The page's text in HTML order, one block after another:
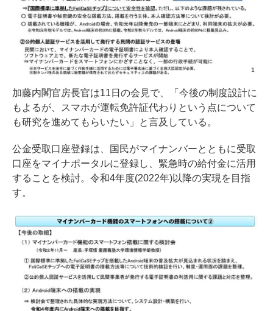
加藤内閣官房長官は11日の会見で、「今後の制度設計に
もよるが、スマホが運転免許証代わりという点について
も研究を進めてもらいたい」と言及している。
公金受取口座登録は、国民がマイナンバーとともに受取
口座をマイナポータルに登録し、緊急時の給付金に活用
することを検討。令和4年度(2022年)以降の実現を目指
す。